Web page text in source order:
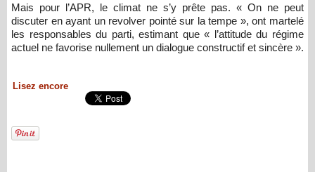
Mais pour l’APR, le climat ne s’y prête pas. « On ne peut
discuter en ayant un revolver pointé sur la tempe », ont martelé
les responsables du parti, estimant que « l’attitude du régime
actuel ne favorise nullement un dialogue constructif et sincère ».
Lisez encore